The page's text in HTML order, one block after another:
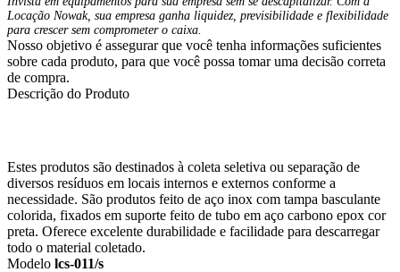
Locação Nowak, sua empresa ganha liquidez, previsibilidade e flexibilidade
para crescer sem comprometer o caixa.
Nosso objetivo é assegurar que você tenha informações suficientes
sobre cada produto, para que você possa tomar uma decisão correta
de compra.
Descrição do Produto
Estes produtos são destinados à coleta seletiva ou separação de
diversos resíduos em locais internos e externos conforme a
necessidade. São produtos feito de aço inox com tampa basculante
colorida, fixados em suporte feito de tubo em aço carbono epox cor
preta. Oferece excelente durabilidade e facilidade para descarregar
todo o material coletado.
Modelo lcs-011/s